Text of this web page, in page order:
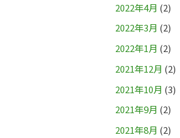
2022年4月 (2)
2022年3月 (2)
2022年1月 (2)
2021年12月 (2)
2021年10月 (3)
2021年9月 (2)
2021年8月 (2)